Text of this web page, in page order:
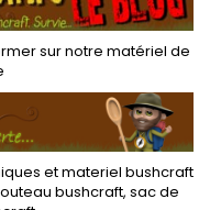
guidon. Bac de rangement
pour y placer son...
sur notre matériel de
etmateriel bushcraft
bushcraft, sac de